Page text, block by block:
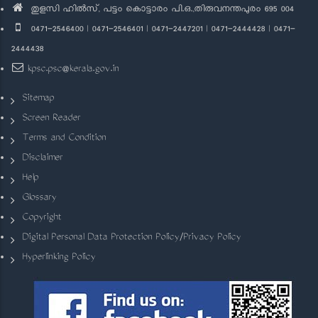
തുളസി ഹിൽസ്, പട്ടം കൊട്ടാരം പി.ഒ.,തിരുവനന്തപുരം 695 004
0471-2546400 | 0471-2546401 | 0471-2447201 | 0471-2444428 | 0471-
2444438
kpsc.psc@kerala.gov.in
Sitemap
Screen Reader
Terms and Condition
Disclaimer
Help
Glossary
Copyright
Digital Personal Data Protection Policy/Privacy Policy
Hyperlinking Policy